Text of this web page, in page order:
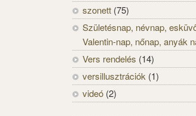
szonett (75)
Születésnap, névnap,
Valentin-nap, nőnap, anyák
Vers rendelés (14)
versillusztrációk (1)
videó (2)